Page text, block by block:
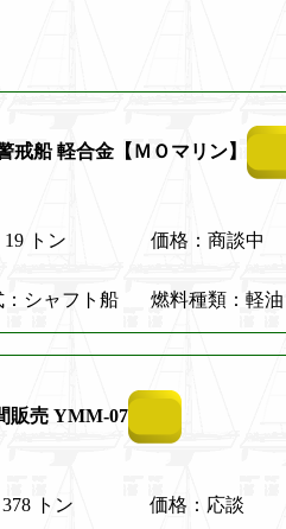
戒船 軽合金【ＭＯマリン】
19 トン 価格：商談中
：シャフト船 燃料種類：軽油
販売 YMM-07
トン 価格：応談